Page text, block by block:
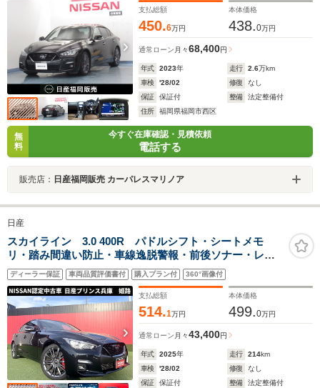
支払総額
450.6万円
本体価格
438.0万円
通常ローン 月々68,400円
年式 2023年 走行 2.6万km
車検
'28/02 修復
なし
保証
保証付 整備
法定整備付
住所
福岡県福岡市西区
無
料
今すぐ在庫確認・見積依頼
電話する
販売店： 日産福岡販売 カーパレスマリノア
日産
スカイライン 3.0 400R パドルシフト・シートメモ
リ・踏み間違い防止・車線逸脱警報・前後ソナー・レー
ダークルーズコントロール・本革シート
ディーラー保証 車両品質評価書付 購入プラン付 360°画像付
支払総額
514.1万円
本体価格
499.0万円
通常ローン 月々43,400円
年式 2025年 走行 214km
車検
'28/02 修復
なし
保証
保証付 整備
法定整備付